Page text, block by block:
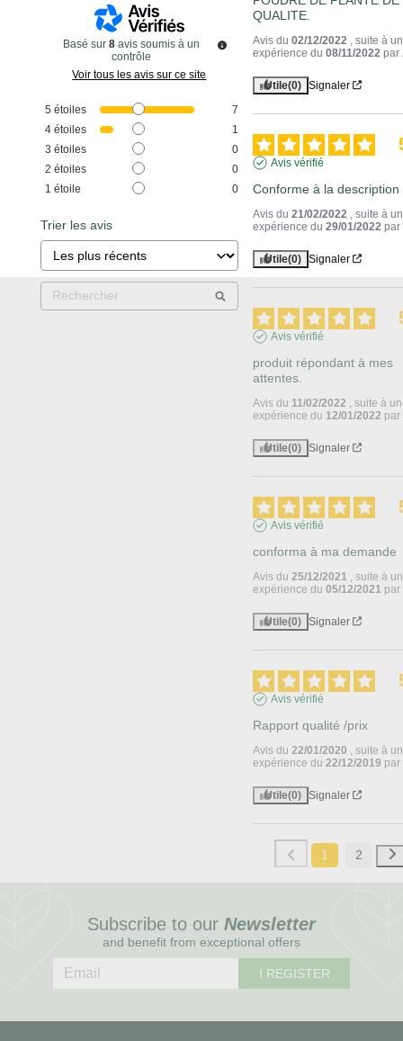
Basé sur 8 avis soumis à un
contrôle
Voir tous les avis sur ce site
5 étoiles
7
4 étoiles
1
3 étoiles
0
2 étoiles
0
1 étoile 0
Trier les avis
QUALITE.
Avis du02/12/2022
, suite à
expérience du08/11/2022 par
Utile(0) Signaler
Avis vérifié
Conforme à la description
Avis du21/02/2022
, suite à
expérience du29/01/2022 par
Utile(0) Signaler
Avis vérifié
produit répondant à mes
attentes.
Avis du 11/02/2022
, suite à
expérience du 12/01/2022 par
Utile(0) Signaler
Avis vérifié
conforma à ma demande
Avis du25/12/2021
, suite à
expérience du05/12/2021 par
Utile(0) Signaler
Avis vérifié
Rapport qualité /prix
Avis du22/01/2020
, suite à
expérience du22/12/2019 par
Utile(0) Signaler
1 2
Subscribe to our Newsletter
and benefit from exceptional offers
I REGISTER